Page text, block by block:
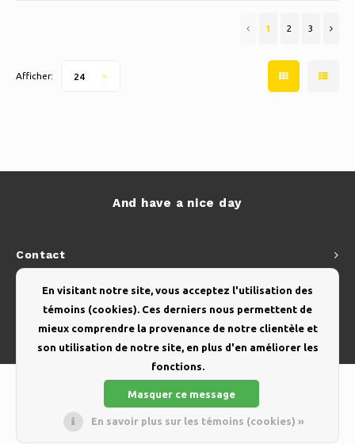
1 2 3
Afficher: 24
Contact
And have a nice day
Service à la clientèle
Mon compte
En visitant notre site, vous acceptez l'utilisation des
témoins (cookies). Ces derniers nous permettent de
mieux comprendre la provenance de notre clientèle et
son utilisation de notre site, en plus d'en améliorer les
fonctions.
Masquer ce message
En savoir plus sur les témoins (cookies) »